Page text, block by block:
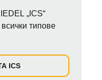
„ICS“
типове
ICS